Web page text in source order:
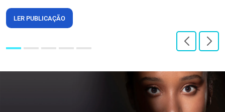
LER PUBLICAÇÃO